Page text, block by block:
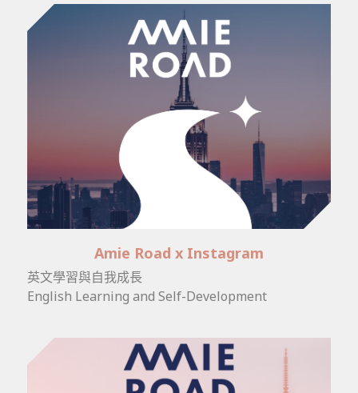
Amie Road x Instagram
英文學習與自我成長
English Learning and Self-Development